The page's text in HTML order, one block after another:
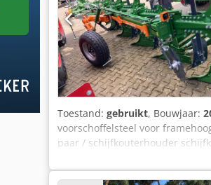
Toestand: gebruikt, Bouwjaar:
voorschoffelsteel voor
paar / schijfkouterhouder